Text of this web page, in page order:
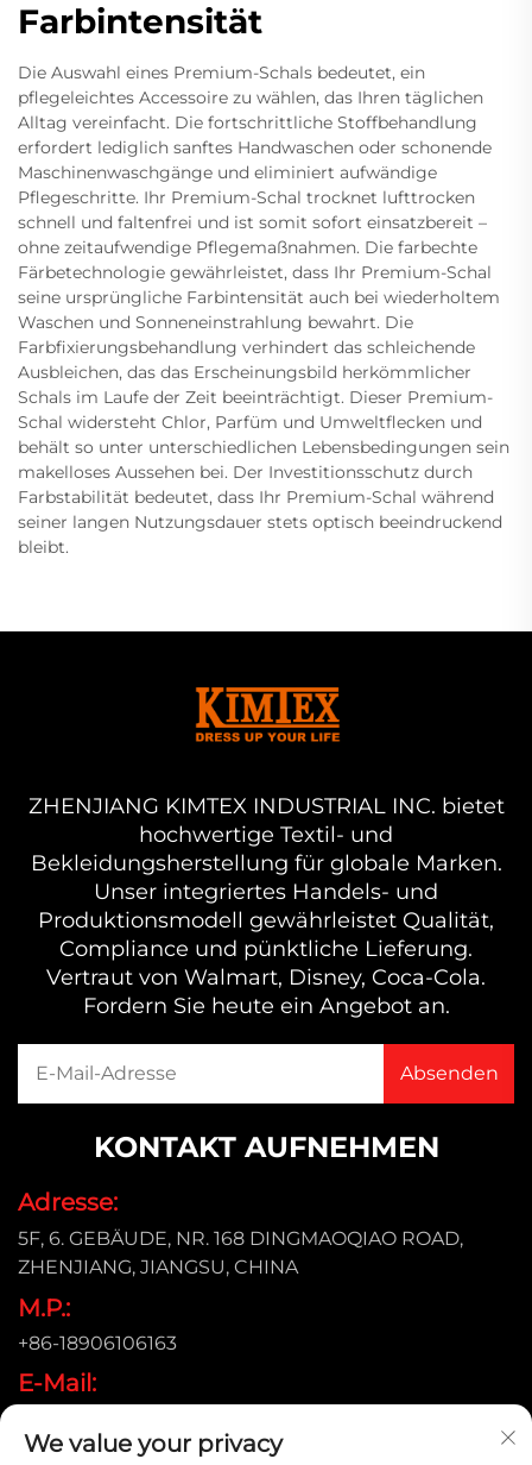
Farbintensität
Die Auswahl eines Premium-Schals bedeutet, ein
pflegeleichtes Accessoire zu wählen, das Ihren täglichen
Alltag vereinfacht. Die fortschrittliche Stoffbehandlung
erfordert lediglich sanftes Handwaschen oder schonende
Maschinenwaschgänge und eliminiert aufwändige
Pflegeschritte. Ihr Premium-Schal trocknet lufttrocken
schnell und faltenfrei und ist somit sofort einsatzbereit –
ohne zeitaufwendige Pflegemaßnahmen. Die farbechte
Färbetechnologie gewährleistet, dass Ihr Premium-Schal
seine ursprüngliche Farbintensität auch bei wiederholtem
Waschen und Sonneneinstrahlung bewahrt. Die
Farbfixierungsbehandlung verhindert das schleichende
Ausbleichen, das das Erscheinungsbild herkömmlicher
Schals im Laufe der Zeit beeinträchtigt. Dieser Premium-
Schal widersteht Chlor, Parfüm und Umweltflecken und
behält so unter unterschiedlichen Lebensbedingungen sein
makelloses Aussehen bei. Der Investitionsschutz durch
Farbstabilität bedeutet, dass Ihr Premium-Schal während
seiner langen Nutzungsdauer stets optisch beeindruckend
bleibt.
ZHENJIANG KIMTEX INDUSTRIAL INC. bietet
hochwertige Textil- und
Bekleidungsherstellung für globale Marken.
Unser integriertes Handels- und
Produktionsmodell gewährleistet Qualität,
Compliance und pünktliche Lieferung.
Vertraut von Walmart, Disney, Coca-Cola.
Fordern Sie heute ein Angebot an.
KONTAKT AUFNEHMEN
Adresse:
5F, 6. GEBÄUDE, NR. 168 DINGMAOQIAO ROAD,
ZHENJIANG, JIANGSU, CHINA
M.P.:
+86-18906106163
E-Mail:
We value your privacy